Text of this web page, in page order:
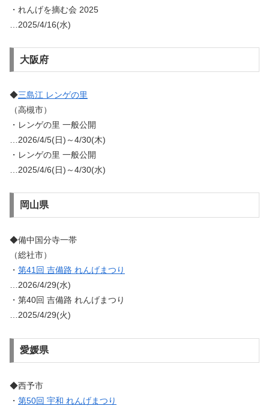
・れんげを摘む会 2025
…2025/4/16(水)
大阪府
◆三島江 レンゲの里
（高槻市）
・レンゲの里 一般公開
…2026/4/5(日)～4/30(木)
・レンゲの里 一般公開
…2025/4/6(日)～4/30(水)
岡山県
◆備中国分寺一帯
（総社市）
・ 第41回 吉備路 れんげまつり
…2026/4/29(水)
・第40回 吉備路 れんげまつり
…2025/4/29(火)
愛媛県
◆西予市
・ 第50回 宇和 れんげまつり